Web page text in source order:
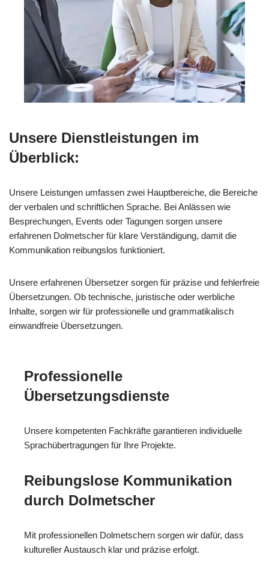
Unsere Dienstleistungen im
Überblick:
Unsere Leistungen umfassen zwei Hauptbereiche, die Bereiche
der verbalen und schriftlichen Sprache. Bei Anlässen wie
Besprechungen, Events oder Tagungen sorgen unsere
erfahrenen Dolmetscher für klare Verständigung, damit die
Kommunikation reibungslos funktioniert.
Unsere erfahrenen Übersetzer sorgen für präzise und fehlerfreie
Übersetzungen. Ob technische, juristische oder werbliche
Inhalte, sorgen wir für professionelle und grammatikalisch
einwandfreie Übersetzungen.
Professionelle
Übersetzungsdienste
Unsere kompetenten Fachkräfte garantieren individuelle
Sprachübertragungen für Ihre Projekte.
Reibungslose Kommunikation
durch Dolmetscher
Mit professionellen Dolmetschern sorgen wir dafür, dass
kultureller Austausch klar und präzise erfolgt.